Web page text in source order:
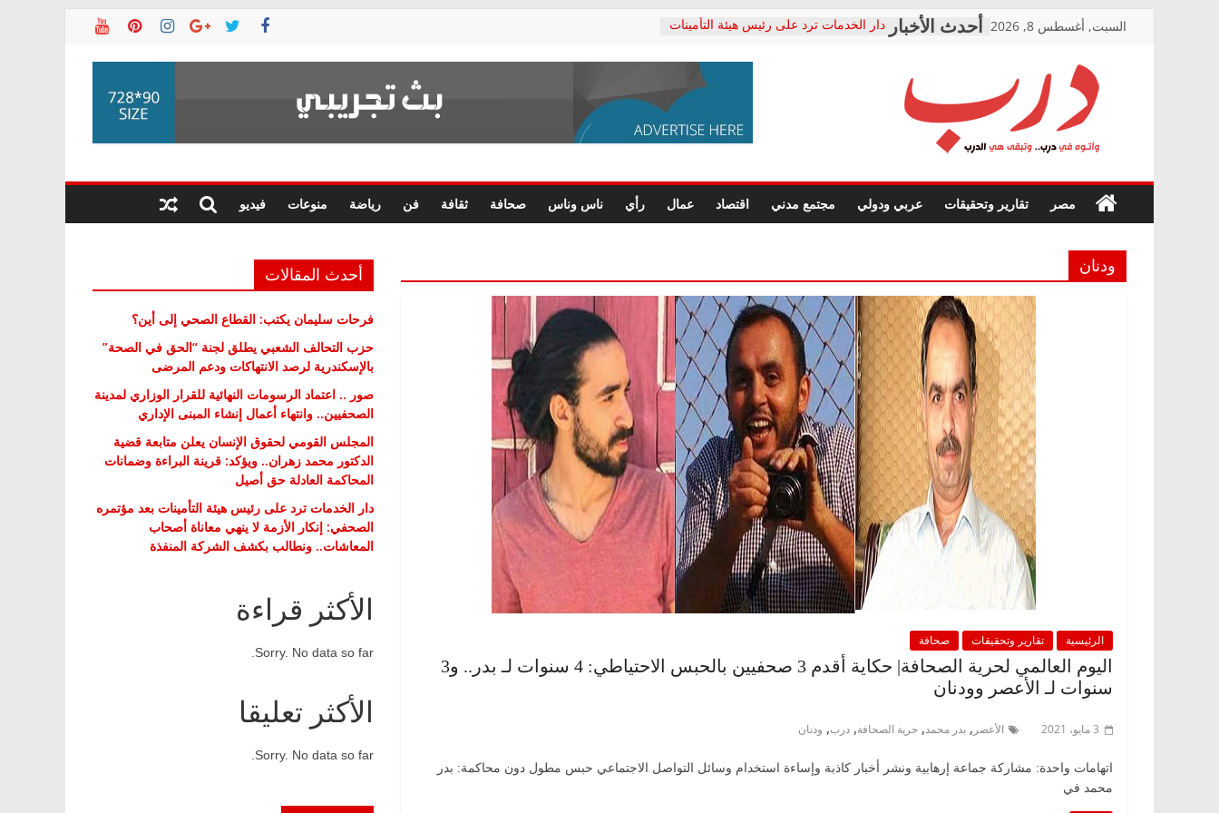
السبت, أغسطس 8, 2026
دار الخدمات ترد على رئيس هيئة التأمينات
معاناة أصحاب المعاشات.. ونطالب بكشف
فرحات سليمان يكتب: القطاع الصحي إلى
حزب التحالف الشعبي يطلق لجنة “الحق
صور .. اعتماد الرسومات النهائية للقرار
الوزاري لمدينة الصحفيين.. وانتهاء أعمال
إنشاء المبنى الإداري
قرينة البراءة وضمانات المحاكمة العادلة
حق أصيل
درب
في
درب..
هي
الدرب
مصر تقارير وتحقيقات عربي ودولي مجتمع مدني اقتصاد عمال رأي ناس وناس صحافة ثقافة فن رياضة منوعات فيديو
ودنان
الرئيسية تقارير وتحقيقات صحافة
اليوم العالمي لحرية الصحافة| حكاية أقدم 3 صحفيين بالحبس الاحتياطي: 4 سنوات لـ بدر.. و3
سنوات لـ الأعصر وودنان
3 مايو، 2021 الأعصر , بدر محمد, حرية الصحافة, درب, ودنان
اتهامات واحدة: مشاركة جماعة إرهابية ونشر أخبار كاذبة وإساءة استخدام وسائل التواصل الاجتماعي حبس مطول دون محاكمة: بدر
محمد في
أحدث المقالات
فرحات سليمان يكتب: القطاع الصحي إلى أين؟
حزب التحالف الشعبي يطلق لجنة “الحق في الصحة”
بالإسكندرية لرصد الانتهاكات ودعم المرضى
صور .. اعتماد الرسومات النهائية للقرار الوزاري لمدينة
الصحفيين.. وانتهاء أعمال إنشاء المبنى الإداري
المجلس القومي لحقوق الإنسان يعلن متابعة قضية
الدكتور محمد زهران.. ويؤكد: قرينة البراءة وضمانات
المحاكمة العادلة حق أصيل
دار الخدمات ترد على رئيس هيئة التأمينات بعد مؤتمره
الصحفي: إنكار الأزمة لا ينهي معاناة أصحاب
المعاشات.. ونطالب بكشف الشركة المنفذة
الأكثر قراءة
Sorry. No data so far.
الأكثر تعليقا
Sorry. No data so far.